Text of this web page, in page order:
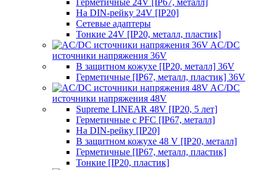
Герметичные 24V [IP67, металл]
На DIN-рейку 24V [IP20]
Сетевые адаптеры
Тонкие 24V [IP20, металл, пластик]
AC/DC
источники напряжения 36V
В защитном кожухе [IP20, металл] 36V
Герметичные [IP67, металл, пластик] 36V
AC/DC
источники напряжения 48V
Supreme LINEAR 48V [IP20, 5 лет]
Герметичные с PFC [IP67, металл]
На DIN-рейку [IP20]
В защитном кожухе 48 V [IP20, металл]
Герметичные [IP67, металл, пластик]
Тонкие [IP20, пластик]